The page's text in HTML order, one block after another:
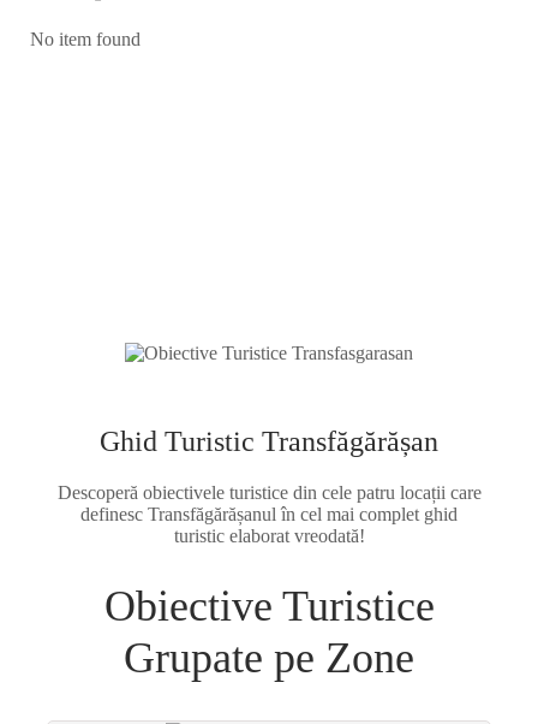
No item found
Ghid Turistic Transfăgărășan
Descoperă obiectivele turistice din cele patru locații care
definesc Transfăgărășanul în cel mai complet ghid
turistic elaborat vreodată!
Obiective Turistice
Grupate pe Zone